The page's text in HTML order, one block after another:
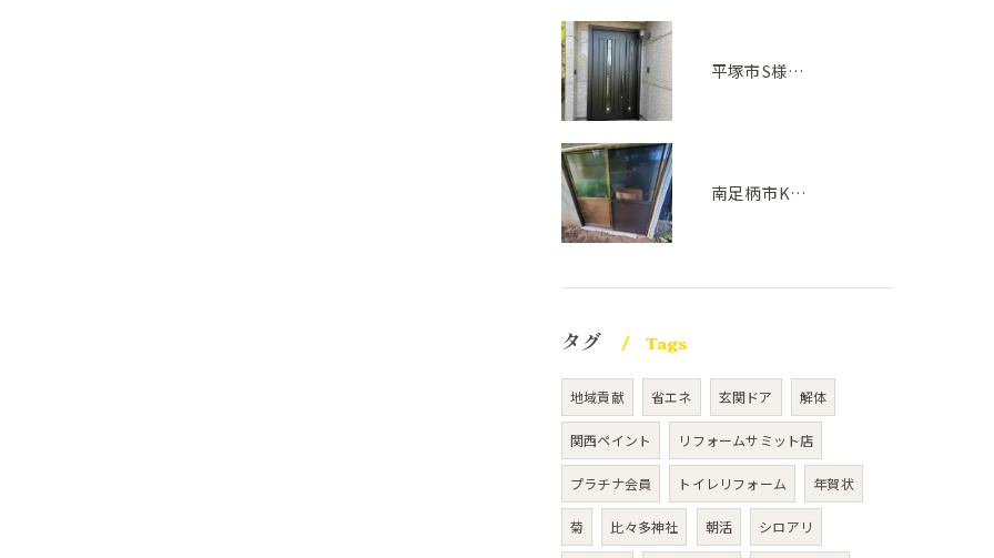
平塚市S様邸(ドアリフォーム)
南足柄市K様邸(サッシ交換工事)
タグ Tags
地域貢献 省エネ 玄関ドア 解体
関西ペイント リフォームサミット店
プラチナ会員 トイレリフォーム 年賀状
菊 比々多神社 朝活 シロアリ